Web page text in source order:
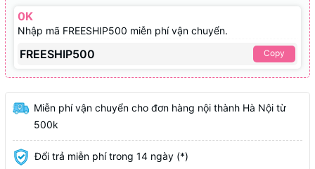
0K
Nhập mã FREESHIP500 miễn phí vận chuyển.
FREESHIP500 Copy
Miễn phí vận chuyển cho đơn hàng nội thành Hà Nội từ
500k
Đổi trả miễn phí trong 14 ngày (*)